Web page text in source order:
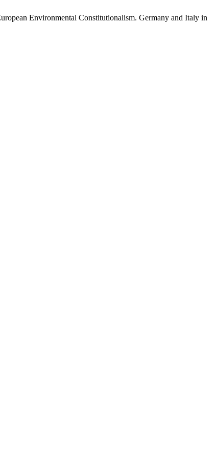
Environmental Constitutionalism. Germany and Italy in